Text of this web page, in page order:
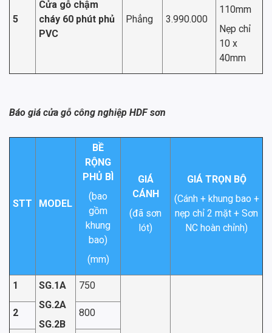
5
Cửa gỗ chậm
cháy 60 phút phủ
PVC
Phẳng 3.990.000
110mm
Nẹp chỉ
10 x
40mm
Báo giá cửa gỗ công nghiệp HDF sơn
STT MODEL
BỀ
RỘNG
PHỦ BÌ
(bao
gồm
khung
bao)
(mm)
GIÁ
CÁNH
(đã sơn
lót)
GIÁ TRỌN BỘ
(Cánh + khung bao +
nẹp chỉ 2 mặt + Sơn
NC hoàn chỉnh)
1
SG.1A
SG.2A
SG.2B
750
2 800